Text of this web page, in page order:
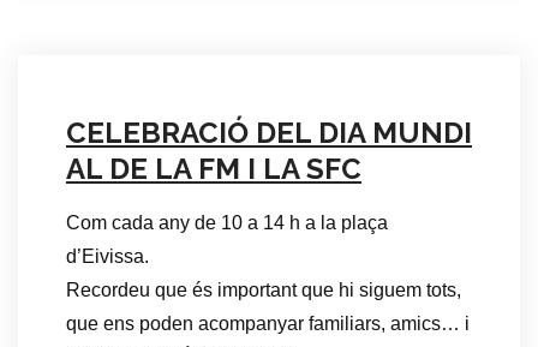
CELEBRACIÓ DEL DIA MUNDI
AL DE LA FM I LA SFC
Com cada any de 10 a 14 h a la plaça
d’Eivissa.
Recordeu que és important que hi siguem tots,
que ens poden acompanyar familiars, amics… i